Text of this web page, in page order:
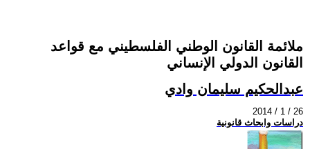
ملائمة القانون الوطني الفلسطيني مع قواعد
القانون الدولي الإنساني
عبدالحكيم سليمان وادي
2014 / 1 / 26
دراسات وابحاث قانونية